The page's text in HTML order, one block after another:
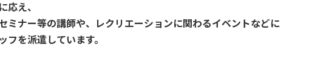
応え、
ミナー等の講師や、レクリエーションに関わるイベントなどに
フを派遣しています。